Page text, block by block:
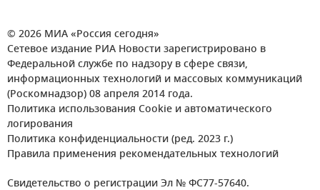
© 2026 МИА «Россия сегодня»
Сетевое издание РИА Новости зарегистрировано в
Федеральной службе по надзору в сфере связи,
информационных технологий и массовых коммуникаций
(Роскомнадзор) 08 апреля 2014 года.
Политика использования Cookie и автоматического
логирования
Политика конфиденциальности (ред. 2023 г.)
Правила применения рекомендательных технологий
Свидетельство о регистрации Эл № ФС77-57640.